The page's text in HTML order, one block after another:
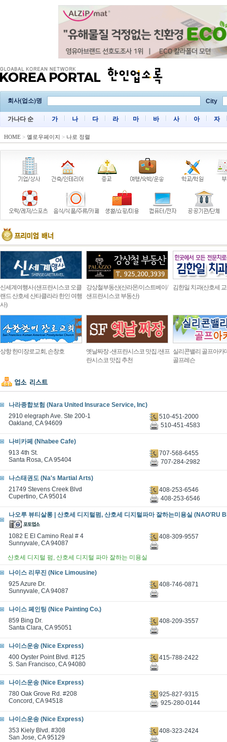
회사(업소)명 City
가나다 순 가 나 다 라 마 바 사 아 자
HOME > 옐로우페이지 > 나로 정렬
신세계여행사 (샌프란시스코 오클
랜드 산호세 산타클라라 한인 여행
사)
강상철부동산(산라몬/이스트베이/
샌프란시스코 부동산)
김한일 치과(산호세
상항 한미장로교회, 손창호
옛날짜장 -샌프란시스코 맛집 /샌프
란시스코 맛집 추천
실리콘밸리 골프아카
골프레슨
나라종합보험 (Nara United Insurace Service, Inc)
2910 elegraph Ave. Ste 200-1
Oakland, CA 94609
510-451-2000
510-451-4583
나비카페 (Nhabee Cafe)
913 4th St.
Santa Rosa, CA 95404
707-568-6455
707-284-2982
나스태권도 (Na's Martial Arts)
21749 Stevens Creek Blvd
Cupertino, CA 95014
408-253-6546
408-253-6546
나오루 뷰티살롱 | 산호세 디지털펌, 산호세 디지털파마 잘하는미용실 (NAO'RU
1082 E El Camino Real # 4
Sunnyvale, CA 94087
408-309-9557
산호세 디지털 펌, 산호세 디지털 파마 잘하는 미용실
나이스 리무진 (Nice Limousine)
925 Azure Dr.
Sunnyvale, CA 94087
408-746-0871
나이스 페인팅 (Nice Painting Co.)
859 Bing Dr.
Santa Clara, CA 95051
408-209-3557
나이스운송 (Nice Express)
400 Oyster Point Blvd. #125
S. San Francisco, CA 94080
415-788-2422
나이스운송 (Nice Express)
780 Oak Grove Rd. #208
Concord, CA 94518
925-827-9315
925-280-0144
나이스운송 (Nice Express)
353 Kiely Blvd. #308
San Jose, CA 95129
408-323-2424